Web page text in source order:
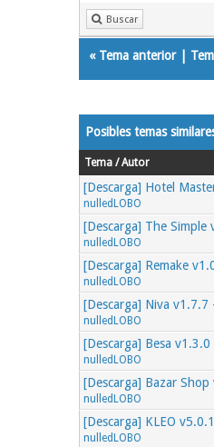
Buscar
« Tema anterior|
Posibles temas
Tema / Autor
[Descarga] Hotel
nulledLOBO
[Descarga] The Simple
nulledLOBO
[Descarga] Remake
nulledLOBO
[Descarga] Niva v1.7.7
nulledLOBO
[Descarga] Besa
nulledLOBO
[Descarga] Bazar
nulledLOBO
[Descarga] KLEO
nulledLOBO